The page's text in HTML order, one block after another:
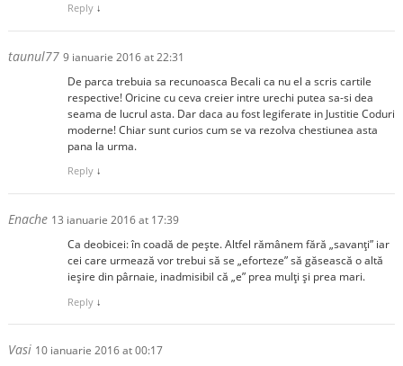
Reply ↓
taunul77 9 ianuarie 2016 at 22:31
De parca trebuia sa recunoasca Becali ca nu el a scris cartile
respective! Oricine cu ceva creier intre urechi putea sa-si dea
seama de lucrul asta. Dar daca au fost legiferate in Justitie Coduri
moderne! Chiar sunt curios cum se va rezolva chestiunea asta
pana la urma.
Reply ↓
Enache 13 ianuarie 2016 at 17:39
Ca deobicei: în coadă de pește. Altfel rămânem fără „savanți” iar
cei care urmează vor trebui să se „eforteze” să găsească o altă
ieșire din pârnaie, inadmisibil că „e” prea mulți și prea mari.
Reply ↓
Vasi 10 ianuarie 2016 at 00:17